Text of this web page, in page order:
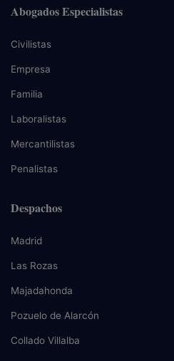
Abogados Especialistas
Civilistas
Empresa
Familia
Laboralistas
Mercantilistas
Penalistas
Despachos
Madrid
Las Rozas
Majadahonda
Pozuelo de Alarcón
Collado Villalba